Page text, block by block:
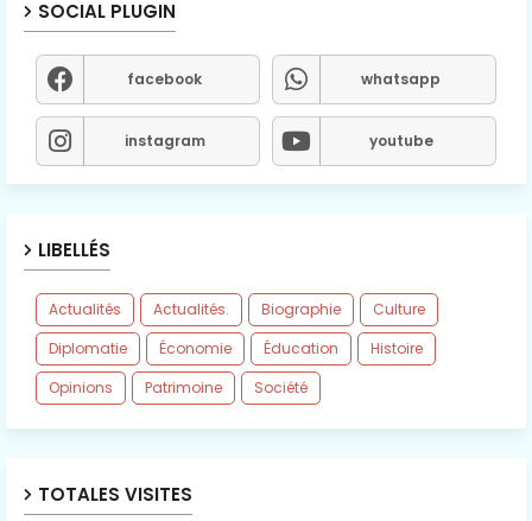
SOCIAL PLUGIN
facebook whatsapp
instagram youtube
LIBELLÉS
Actualités Actualités. Biographie
Culture
Diplomatie
Économie Éducation
Histoire
Opinions
Patrimoine Société
TOTALES VISITES